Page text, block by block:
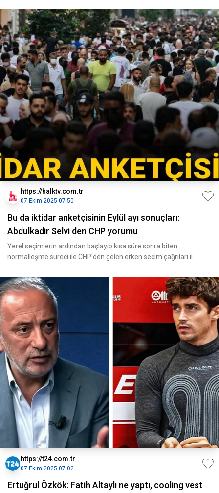
https://halktv.com.tr
07 Ekim 2025 07:50
Bu da iktidar anketçisinin Eylül ayı sonuçları:
Abdulkadir Selvi den CHP yorumu
Yerel seçimlerin ardından başlayıp kısa süre sonra biten
normalleşme süreci ile CHP'den gelen erken seçim çağrıları il
https://t24.com.tr
07 Ekim 2025 07:02
Ertuğrul Özkök: Fatih Altaylı ne yaptı, cooling vest